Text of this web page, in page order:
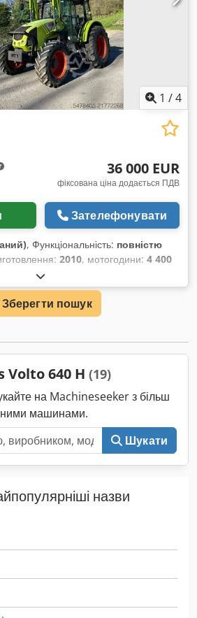
1 /4
36 000 EUR
фіксована ціна додається ПДВ
Зателефонувати
, Функціональність: повністю
2010, мотогодини: 4 400
(75,00 к.с.)
A2204DAA2203584, Обладнання:
реверсор, без кондиціонера,
Eq Upjfx Aikeck
Зберегти пошук
Volto 640 H (19)
на Machineseeker з більш
машинами.
Шукати
назви